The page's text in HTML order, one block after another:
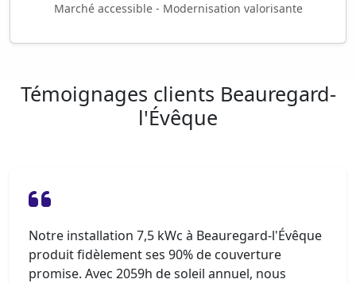
Marché accessible - Modernisation valorisante
Témoignages clients Beauregard-
l'Évêque
Notre installation 7,5 kWc à Beauregard-l'Évêque
produit fidèlement ses 90% de couverture
promise. Avec 2059h de soleil annuel, nous